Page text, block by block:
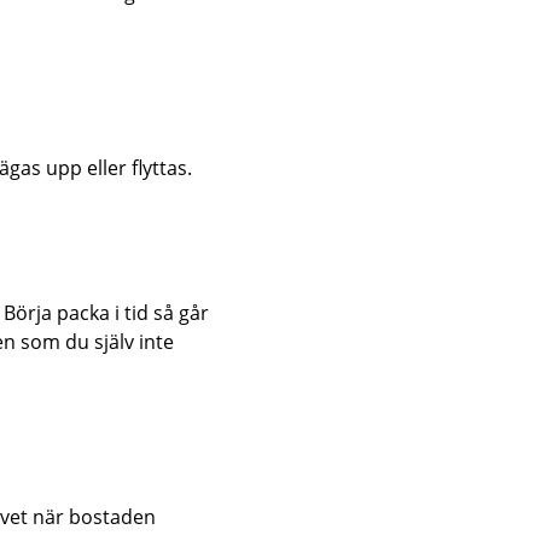
upp eller flyttas.
packa i tid så går
som du själv inte
när bostaden